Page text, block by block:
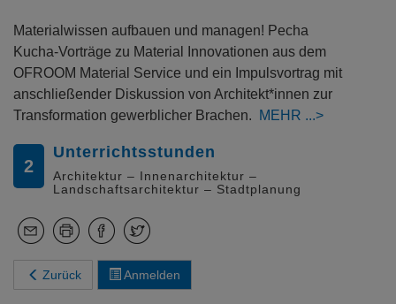
Materialwissen aufbauen und managen! Pecha
Kucha-Vorträge zu Material Innovationen aus dem
OFROOM Material Service und ein Impulsvortrag mit
anschließender Diskussion von Architekt*innen zur
Transformation gewerblicher Brachen.
MEHR
2
Unterrichtsstunden
Architektur – Innenarchitektur –
Landschaftsarchitektur – Stadtplanung
Zurück Anmelden